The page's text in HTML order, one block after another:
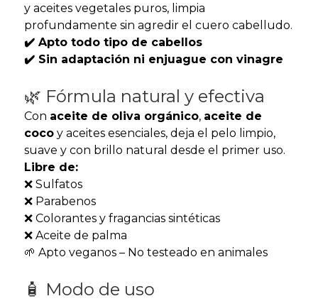
y aceites vegetales puros, limpia
profundamente sin agredir el cuero cabelludo.
✔️ Apto todo tipo de cabellos
✔️ Sin adaptación ni enjuague con vinagre
🌿 Fórmula natural y efectiva
Con aceite de oliva orgánico, aceite de
cocoy aceites esenciales, deja el pelo limpio,
suave y con brillo natural desde el primer uso.
Libre de:
❌ Sulfatos
❌ Parabenos
❌ Colorantes y fragancias sintéticas
❌ Aceite de palma
🌱 Apto veganos – No testeado en animales
🧴 Modo de uso